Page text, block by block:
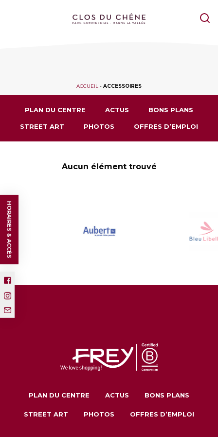
ACCUEIL - ACCESSOIRES
PLAN DU CENTRE ACTUS BONS PLANS
STREET ART PHOTOS OFFRES D’EMPLOI
Aucun élément trouvé
HORAIRES & ACCÈS
PLAN DU CENTRE ACTUS BONS PLANS
STREET ART PHOTOS OFFRES D’EMPLOI